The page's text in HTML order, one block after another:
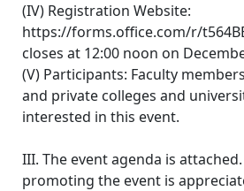
(IV) Registration Website:
https://forms.office.com/r/
closes at 12:00 noon on
(V) Participants: Faculty
and private colleges and
interested in this event.
III. The event agenda is
promoting the event is